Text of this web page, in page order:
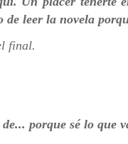
de leer la novela
final.
porque sé lo que